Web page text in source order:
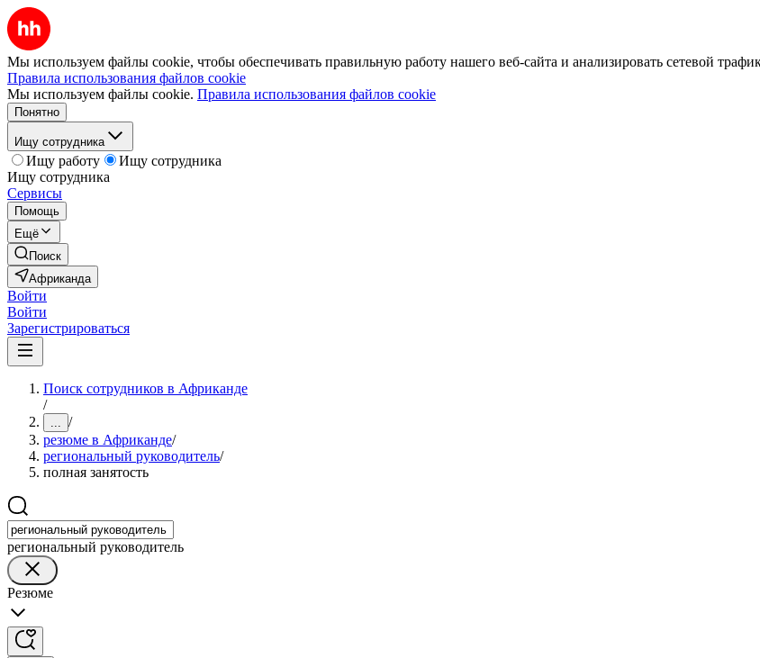
Мы используем файлы cookie, чтобы обеспечивать правильную работу нашего веб-сайта и анализировать сетевой
Правила использования файлов cookie
Мы используем файлы cookie. Правила использования файлов cookie
Понятно
Ищу сотрудника
Ищу работу
Ищу сотрудника
Ищу сотрудника
Сервисы
Помощь
Ещё
Поиск
Африканда
Войти
Войти
Зарегистрироваться
Поиск сотрудников в Африканде
/
... /
резюме в Африканде/
региональный руководитель/
полная занятость
региональный руководитель
Резюме